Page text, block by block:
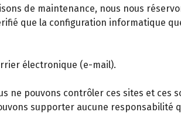
de maintenance, nous nous
que la configuration informatique
électronique (e-mail).
ne pouvons contrôler ces sites et ces
supporter aucune responsabilité